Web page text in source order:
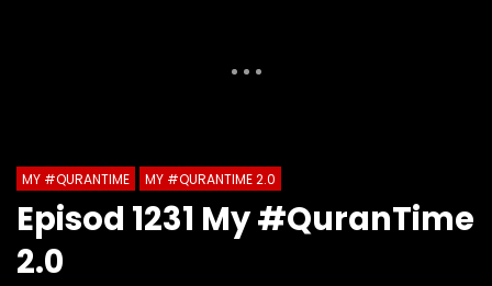
0 Comments
Episod 1335 My #QuranTime
2.0
Episod 1334 My
MY #QURANTIME MY #QURANTIME 2.0
Episod 1231 My #QuranTime
2.0